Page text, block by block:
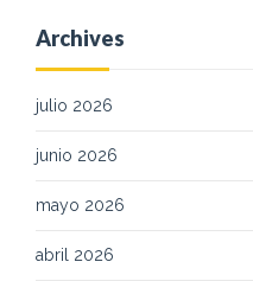
Archives
julio 2026
junio 2026
mayo 2026
abril 2026